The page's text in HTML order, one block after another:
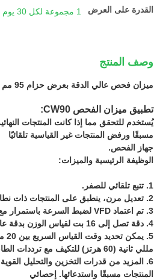
القدرة على العرض 1 مجموعة لكل 30 يوم عمل
وصف المنتج
ميزان فحص عالي الدقة بعرض حزام 95 مم لفحص زجاجات الدواء
تطبيق ميزان الفحص CW90:
يُستخدم للتحقق مما إذا كانت المنتجات
مسبقًا ورفض المنتجات غير القياسية تلقائيًا
جهاز الفحص.
الوظيفة الرئيسية والميزات:
1. تتبع تلقائي للصفر.
2. تعديل مرن، ينطبق على المنتجات ذات نطاق المواصفات المتعددة.
3. تم اعتماد VFD لضبط السرعة باستمرار مع نطاق تنظيم كبير.
4. دقة تصل إلى 16 بت لقياس الوزن بدقة عالية تبلغ 0.05%.
مللي ثانية (60 هرتز) للتكيف مع ترددات الطاقة المختلفة.
المنتجات مسبقًا واستدعائها. إحصائي